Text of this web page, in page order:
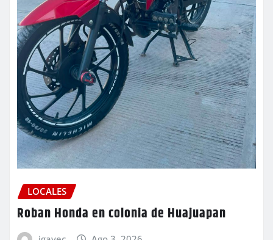
LOCALES
Roban Honda en colonia de Huajuapan